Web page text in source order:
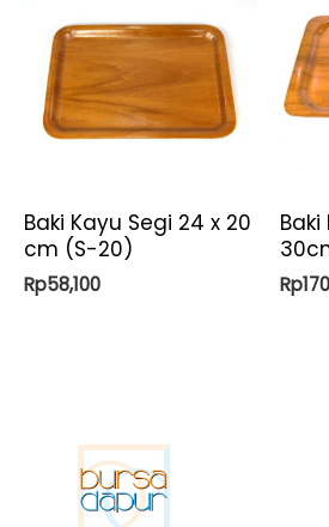
Baki Kayu Segi 24 x 20
cm (S-20)
Rp58,100
Baki
Rp